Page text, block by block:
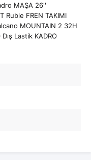
MAŞA 26''
Ruble FREN TAKIMI
MOUNTAIN 2 32H
Lastik KADRO